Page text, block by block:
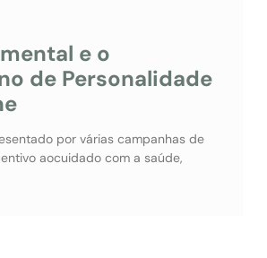
e o
de Personalidade
por várias campanhas de
aocuidado com a saúde,